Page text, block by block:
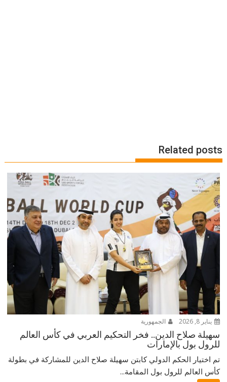
Related posts
يناير 8, 2026 الجمهورية
سهيلة صلاح الدين.. فخر التحكيم العربي في كأس العالم
للرول بول بالإمارات
تم اختيار الحكم الدولي كابتن سهيلة صلاح الدين للمشاركة في بطولة
كأس العالم للرول بول المقامة...